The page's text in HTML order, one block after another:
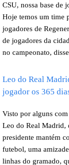
CSU, nossa base de
Hoje temos um time
jogadores de
de jogadores da
no campeonato,
Leo do Real
jogador os 365
Visto por alguns
Leo do Real Madrid,
presidente mantém
futebol, uma
linhas do gramado,